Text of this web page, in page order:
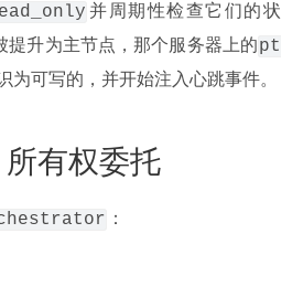
并周期性检查它们的状
提升为主节点，那个服务器上的pt
为可写的，并开始注入心跳事件。
有权委托
：